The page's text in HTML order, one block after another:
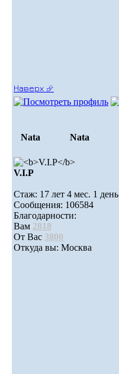
Наверх ⮵
Nata Nata
V.I.Р
Стаж: 17 лет 4 мес. 1 день
Сообщения: 106584
Благодарности:
Вам 2818
От Вас 3800
Откуда вы: Москва